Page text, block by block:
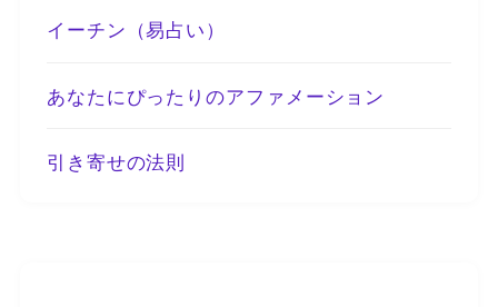
イーチン（易占い）
あなたにぴったりのアファメーション
引き寄せの法則